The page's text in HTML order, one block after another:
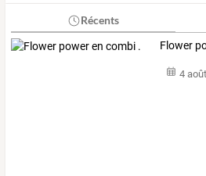
Récents
Flower
4